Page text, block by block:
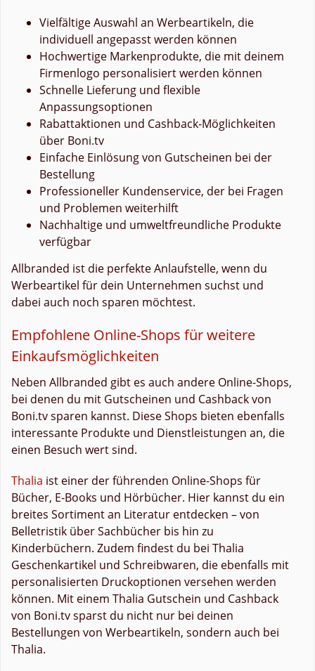
Vielfältige Auswahl an Werbeartikeln, die
individuell angepasst werden können
Hochwertige Markenprodukte, die mit deinem
Firmenlogo personalisiert werden können
Schnelle Lieferung und flexible
Anpassungsoptionen
Rabattaktionen und Cashback-Möglichkeiten
über Boni.tv
Einfache Einlösung von Gutscheinen bei der
Bestellung
Professioneller Kundenservice, der bei Fragen
und Problemen weiterhilft
Nachhaltige und umweltfreundliche Produkte
verfügbar
Allbranded ist die perfekte Anlaufstelle, wenn du
Werbeartikel für dein Unternehmen suchst und
dabei auch noch sparen möchtest.
Empfohlene Online-Shops für weitere
Einkaufsmöglichkeiten
Neben Allbranded gibt es auch andere Online-Shops,
bei denen du mit Gutscheinen und Cashback von
Boni.tv sparen kannst. Diese Shops bieten ebenfalls
interessante Produkte und Dienstleistungen an, die
einen Besuch wert sind.
Thalia ist einer der führenden Online-Shops für
Bücher, E-Books und Hörbücher. Hier kannst du ein
breites Sortiment an Literatur entdecken – von
Belletristik über Sachbücher bis hin zu
Kinderbüchern. Zudem findest du bei Thalia
Geschenkartikel und Schreibwaren, die ebenfalls mit
personalisierten Druckoptionen versehen werden
können. Mit einem Thalia Gutschein und Cashback
von Boni.tv sparst du nicht nur bei deinen
Bestellungen von Werbeartikeln, sondern auch bei
Thalia.